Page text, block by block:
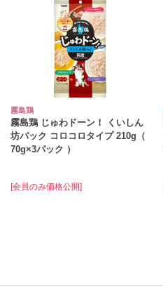
霧島鶏
霧島鶏 じゅわドーン！ くいしん
坊パック コロコロタイプ 210g（
70g×3パック ）
[会員のみ価格公開]